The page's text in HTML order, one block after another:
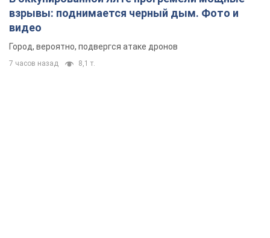
взрывы: поднимается черный дым. Фото и
видео
Город, вероятно, подвергся атаке дронов
7 часов назад 8,1 т.